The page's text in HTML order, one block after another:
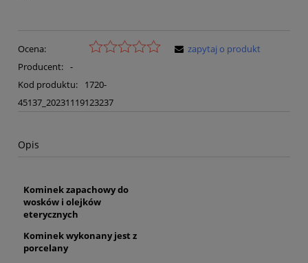
Ocena:
Producent: -
Kod produktu:
1720-
45137_20231119123237
zapytaj o produkt
Opis
Kominek zapachowy do
wosków i olejków
eterycznych
Kominek wykonany jest z
porcelany